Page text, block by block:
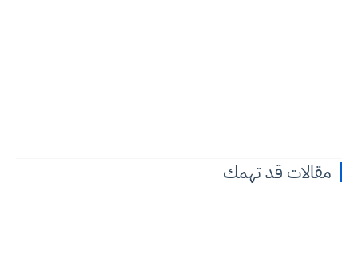
مقالات قد تهمك